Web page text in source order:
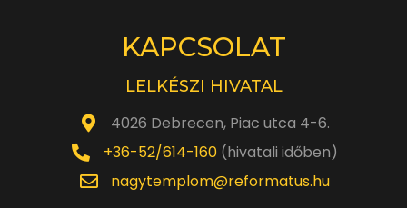
KAPCSOLAT
LELKÉSZI HIVATAL
4026 Debrecen, Piac utca 4-6.
+36-52/614-160(hivatali időben)
nagytemplom@reformatus.hu